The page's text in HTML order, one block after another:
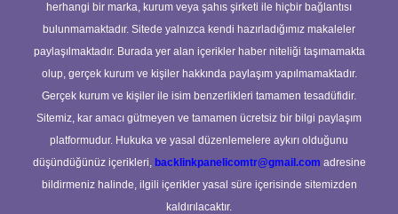
herhangi bir marka, kurum veya şahıs şirketi ile hiçbir bağlantısı
bulunmamaktadır. Sitede yalnızca kendi hazırladığımız makaleler
paylaşılmaktadır. Burada yer alan içerikler haber niteliği taşımamakta
olup, gerçek kurum ve kişiler hakkında paylaşım yapılmamaktadır.
Gerçek kurum ve kişiler ile isim benzerlikleri tamamen tesadüfidir.
Sitemiz, kar amacı gütmeyen ve tamamen ücretsiz bir bilgi paylaşım
platformudur. Hukuka ve yasal düzenlemelere aykırı olduğunu
düşündüğünüz içerikleri, backlinkpanelicomtr@gmail.com adresine
bildirmeniz halinde, ilgili içerikler yasal süre içerisinde sitemizden
kaldırılacaktır.